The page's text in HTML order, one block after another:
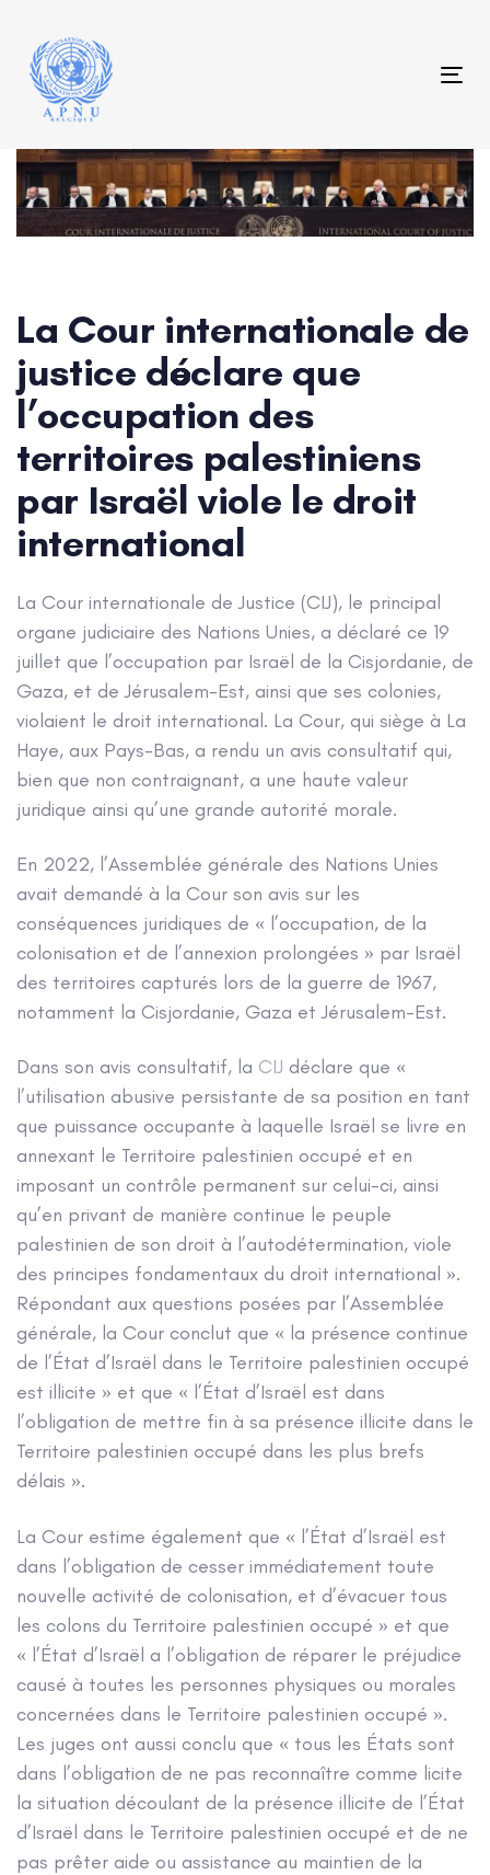
content
La Cour internationale de
justice déclare que
l’occupation des
territoires palestiniens
par Israël viole le droit
international
La Cour internationale de Justice (CIJ), le principal
organe judiciaire des Nations Unies, a déclaré ce 19
juillet que l’occupation par Israël de la Cisjordanie, de
Gaza, et de Jérusalem-Est, ainsi que ses colonies,
violaient le droit international. La Cour, qui siège à La
Haye, aux Pays-Bas, a rendu un avis consultatif qui,
bien que non contraignant, a une haute valeur
juridique ainsi qu’une grande autorité morale.
En 2022, l’Assemblée générale des Nations Unies
avait demandé à la Cour son avis sur les
conséquences juridiques de « l’occupation, de la
colonisation et de l’annexion prolongées » par Israël
des territoires capturés lors de la guerre de 1967,
notamment la Cisjordanie, Gaza et Jérusalem-Est.
Dans son avis consultatif, la CIJ déclare que «
l’utilisation abusive persistante de sa position en tant
que puissance occupante à laquelle Israël se livre en
annexant le Territoire palestinien occupé et en
imposant un contrôle permanent sur celui-ci, ainsi
qu’en privant de manière continue le peuple
palestinien de son droit à l’autodétermination, viole
des principes fondamentaux du droit international ».
Répondant aux questions posées par l’Assemblée
générale, la Cour conclut que « la présence continue
de l’État d’Israël dans le Territoire palestinien occupé
est illicite » et que « l’État d’Israël est dans
l’obligation de mettre fin à sa présence illicite dans le
Territoire palestinien occupé dans les plus brefs
délais ».
La Cour estime également que « l’État d’Israël est
dans l’obligation de cesser immédiatement toute
nouvelle activité de colonisation, et d’évacuer tous
les colons du Territoire palestinien occupé » et que
« l’État d’Israël a l’obligation de réparer le préjudice
causé à toutes les personnes physiques ou morales
concernées dans le Territoire palestinien occupé ».
Les juges ont aussi conclu que « tous les États sont
dans l’obligation de ne pas reconnaître comme licite
la situation découlant de la présence illicite de l’État
d’Israël dans le Territoire palestinien occupé et de ne
pas prêter aide ou assistance au maintien de la